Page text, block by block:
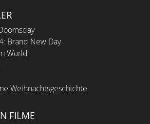
Brand New Day
World
Weihnachtsgeschichte
FILME